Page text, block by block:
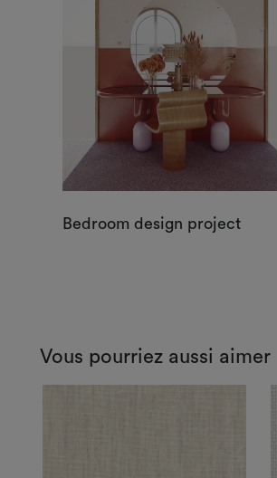
Bedroom design project
Vous pourriez aussi aimer